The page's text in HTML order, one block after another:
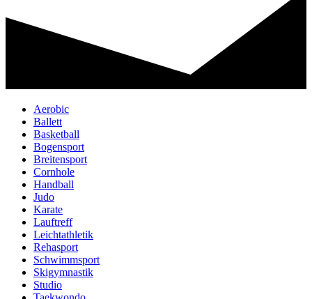
Aerobic
Ballett
Basketball
Bogensport
Breitensport
Cornhole
Handball
Judo
Karate
Lauftreff
Leichtathletik
Rehasport
Schwimmsport
Skigymnastik
Studio